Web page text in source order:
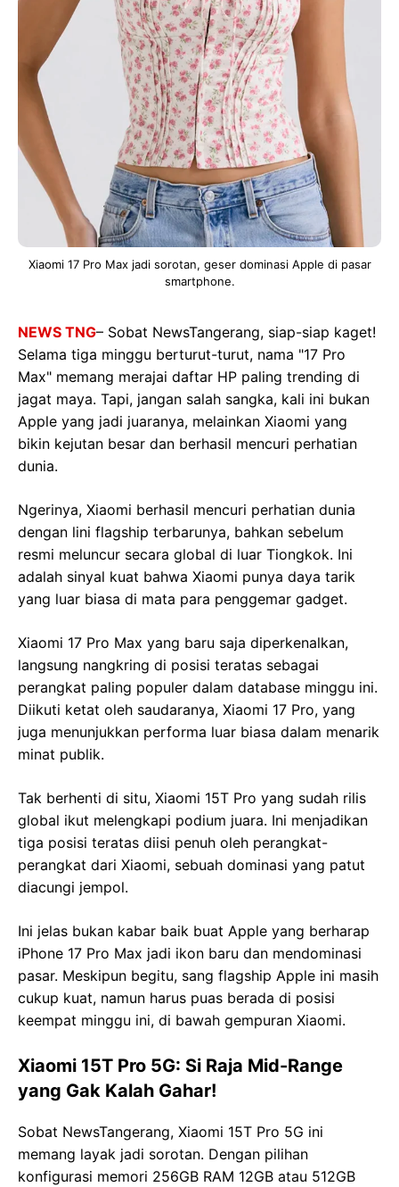
Xiaomi 17 Pro Max jadi sorotan, geser dominasi Apple di pasar
smartphone.
NEWS TNG– Sobat NewsTangerang, siap-siap kaget!
Selama tiga minggu berturut-turut, nama "17 Pro
Max" memang merajai daftar HP paling trending di
jagat maya. Tapi, jangan salah sangka, kali ini bukan
Apple yang jadi juaranya, melainkan Xiaomi yang
bikin kejutan besar dan berhasil mencuri perhatian
dunia.
Ngerinya, Xiaomi berhasil mencuri perhatian dunia
dengan lini flagship terbarunya, bahkan sebelum
resmi meluncur secara global di luar Tiongkok. Ini
adalah sinyal kuat bahwa Xiaomi punya daya tarik
yang luar biasa di mata para penggemar gadget.
Xiaomi 17 Pro Max yang baru saja diperkenalkan,
langsung nangkring di posisi teratas sebagai
perangkat paling populer dalam database minggu ini.
Diikuti ketat oleh saudaranya, Xiaomi 17 Pro, yang
juga menunjukkan performa luar biasa dalam menarik
minat publik.
Tak berhenti di situ, Xiaomi 15T Pro yang sudah rilis
global ikut melengkapi podium juara. Ini menjadikan
tiga posisi teratas diisi penuh oleh perangkat-
perangkat dari Xiaomi, sebuah dominasi yang patut
diacungi jempol.
Ini jelas bukan kabar baik buat Apple yang berharap
iPhone 17 Pro Max jadi ikon baru dan mendominasi
pasar. Meskipun begitu, sang flagship Apple ini masih
cukup kuat, namun harus puas berada di posisi
keempat minggu ini, di bawah gempuran Xiaomi.
Xiaomi 15T Pro 5G: Si Raja Mid-Range
yang Gak Kalah Gahar!
Sobat NewsTangerang, Xiaomi 15T Pro 5G ini
memang layak jadi sorotan. Dengan pilihan
konfigurasi memori 256GB RAM 12GB atau 512GB